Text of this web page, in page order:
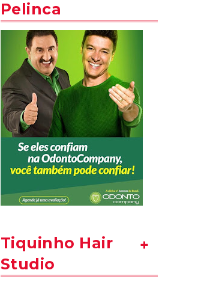
Pelinca
Tiquinho Hair
Studio